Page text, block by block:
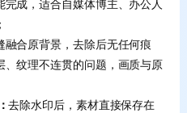
成，适合自媒体博主、办公人
融合原背景，去除后无任何痕
纹理不连贯的问题，画质与原
去除水印后，素材直接保存在